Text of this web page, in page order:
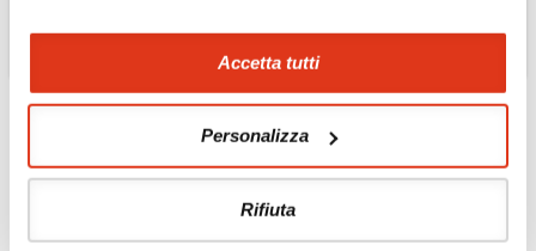
Accetta tutti
Personalizza
Rifiuta
Hotel Xaluca Dades
A 1612 metri, gode di una vista